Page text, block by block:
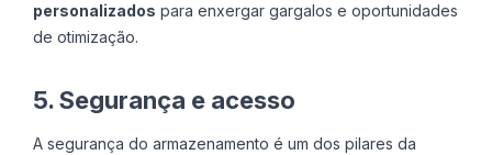
personalizados para enxergar gargalos e oportunidades
de otimização.
5. Segurança e acesso
A segurança do armazenamento é um dos pilares da